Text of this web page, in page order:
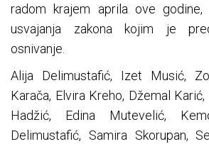
radom krajem aprila ove godine,
usvajanja zakona kojim je
osnivanje.
Alija Delimustafić, Izet Musić,
Karača, Elvira Kreho, Džemal
Hadžić, Edina Mutevelić,
Delimustafić, Samira Skorupan,